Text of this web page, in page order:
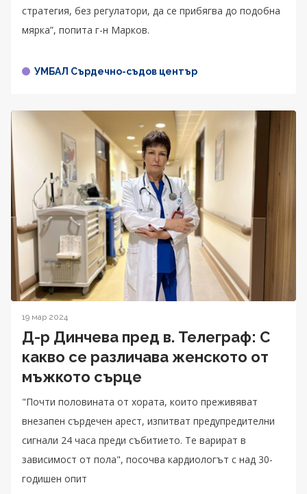
стратегия, без регулатори, да се прибягва до подобна
мярка”, попита г-н Марков.
УМБАЛ Сърдечно-съдов център
19 мар 2024
Д-р Динчева пред в. Телеграф: С
какво се различава женското от
мъжкото сърце
"Почти половината от хората, които преживяват
внезапен сърдечен арест, изпитват предупредителни
сигнали 24 часа преди събитието. Те варират в
зависимост от пола", посочва кардиологът с над 30-
годишен опит